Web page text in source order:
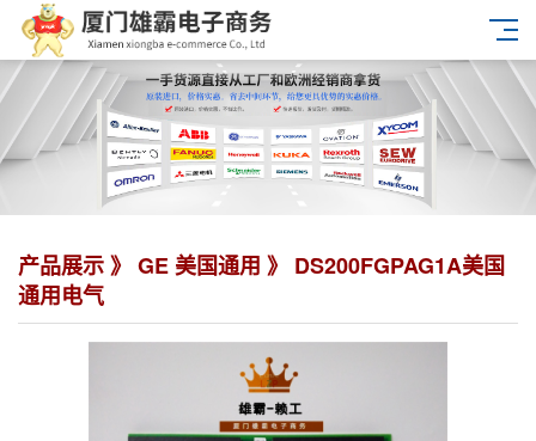
产品展示 》 GE 美国通用 》 DS200FGPAG1A美国
通用电气